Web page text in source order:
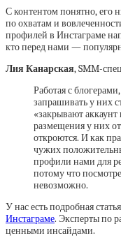
С контентом понятно, его
по охватам и
профилей в Инстаграме
кто перед нами —
Лия Канарская, SMM-
Работая с
запрашивать у них
«закрывают
размещения у них
откроются. И как
чужих
профили нами для
потому что
невозможно.
У нас есть подробная
Инстаграме. Эксперты по
ценными инсайдами.